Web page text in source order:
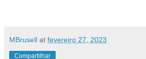
MBrusell at fevereiro 27, 2023
Compartilhar